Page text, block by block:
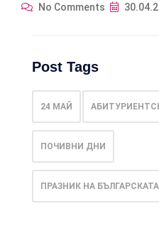
No Comments
Post Tags
24 МАЙ
ПОЧИВНИ ДНИ
ПРАЗНИК НА